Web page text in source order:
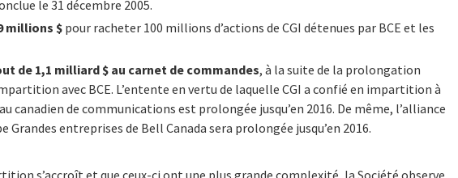
le 31 décembre 2005.
millions $ pour racheter 100 millions d’actions de CGI détenues par BCE et les
de 1,1 milliard $ au carnet de commandes, à la suite de la prolongation
avec BCE. L’entente en vertu de laquelle CGI a confié en impartition à
canadien de communications est prolongée jusqu’en 2016. De même, l’alliance
entreprises de Bell Canada sera prolongée jusqu’en 2016.
s’accroît et que ceux-ci ont une plus grande complexité, la Société observe